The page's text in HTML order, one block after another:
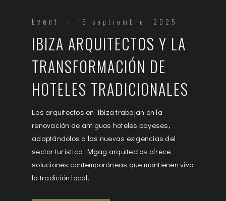
Event 16 septiembre, 2025
IBIZA ARQUITECTOS Y LA
TRANSFORMACIÓN DE
HOTELES TRADICIONALES
Los arquitectos en Ibiza trabajan en la
renovación de antiguos hoteles payeses,
adaptándolos a las nuevas exigencias del
sector turístico. Mgag arquitectos ofrece
soluciones contemporáneas que mantienen viva
la tradición local.